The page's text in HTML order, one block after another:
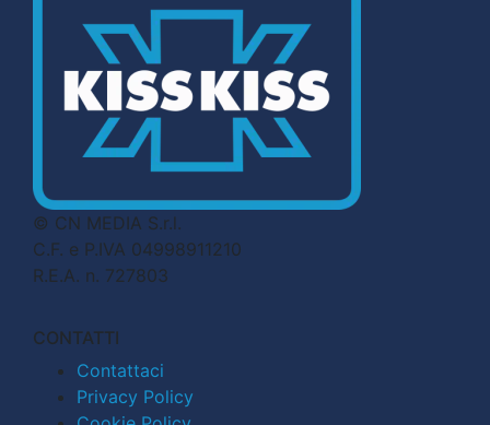
© CN MEDIA S.r.l.
C.F. e P.IVA 04998911210
R.E.A. n. 727803
CONTATTI
Contattaci
Privacy Policy